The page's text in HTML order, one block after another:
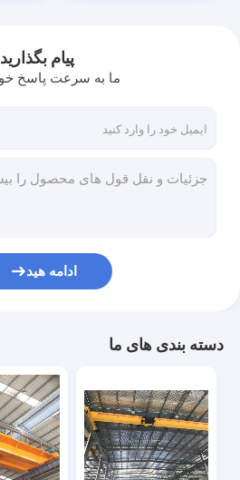
بازدید از کارخانه
کنترل کیفیت
جرثقیل سقفی دو تیر
میز بالابر قیچی هیدرولیک
پیام بگذارید
ما به سرعت پاسخ
ادامه هید
دسته بندی های ما